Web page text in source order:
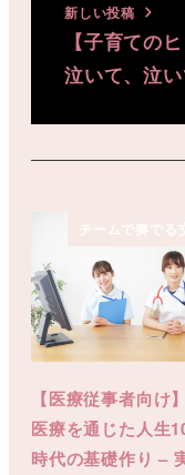
新しい投稿
【子育ての
泣いて、泣
チームで奏でる
【医療従事者向け
医療を通じた人生
時代の基礎作り –